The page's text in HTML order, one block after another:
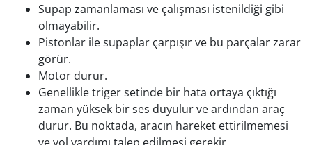
Supap zamanlaması ve çalışması istenildiği gibi
olmayabilir.
Pistonlar ile supaplar çarpışır ve bu parçalar zarar
görür.
Motor durur.
Genellikle triger setinde bir hata ortaya çıktığı
zaman yüksek bir ses duyulur ve ardından araç
durur. Bu noktada, aracın hareket ettirilmemesi